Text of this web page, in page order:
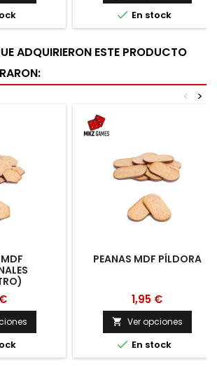
 En stock
ADQUIRIERON ESTE PRODUCTO
>
<
PEANAS MDF PÍLDORA
1,95 €
 Ver opciones
 En stock